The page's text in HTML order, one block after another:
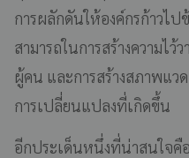
การผลักดันให้องค์กรก้าวไป
สามารถในการสร้างความไ
ผู้คน และการสร้างสภาพแ
การเปลี่ยนแปลงที่เกิดขึ้น
อีกประเด็นหนึ่งที่น่าสนใจคือ